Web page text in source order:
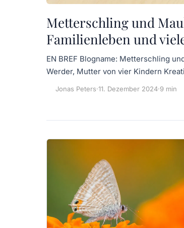
Metterschling und
Familienleben und
EN BREF Blogname: Metterschling
Werder, Mutter von vier Kindern
Jonas Peters·11. Dezember 2024·9 min